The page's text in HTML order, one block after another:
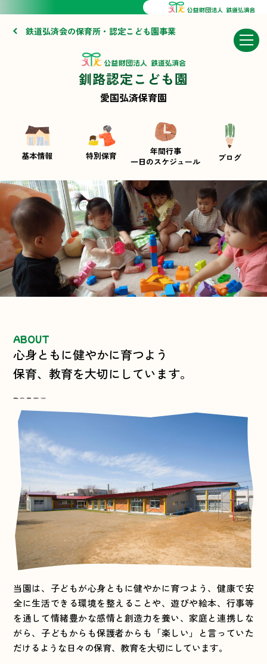
鉄道弘済会の保育所・認定こども園事業
釧路認定こども園
愛国弘済保育園
基本情報 特別保育
年間行事
一日のスケジュール
ブログ
ABOUT
心身ともに健やかに育つよう
保育、教育を大切にしています。
当園は、子どもが心身ともに健やかに育つよう、健康で安
全に生活できる環境を整えることや、遊びや絵本、行事等
を通して情緒豊かな感情と創造力を養い、家庭と連携しな
がら、子どもからも保護者からも「楽しい」と言っていた
だけるような日々の保育、教育を大切にしています。